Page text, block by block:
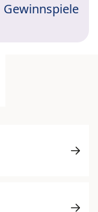
Gewinnspiele